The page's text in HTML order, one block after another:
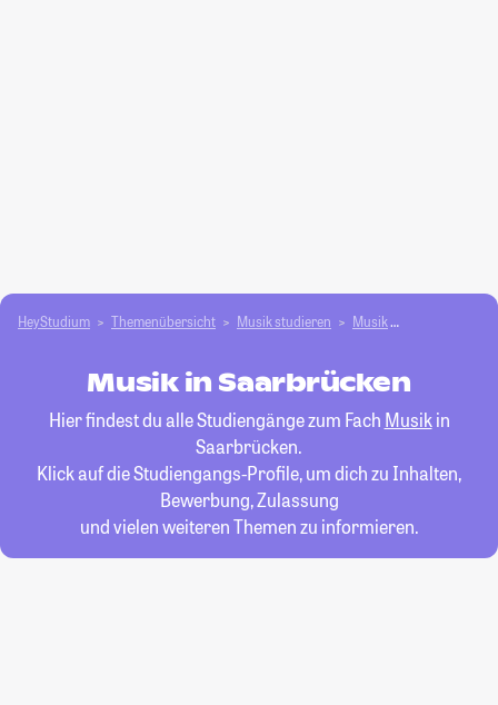
HeyStudium Themenübersicht Musik studieren Musik
Musik in Saarbrücken
Hier findest du alle Studiengänge zum Fach Musikin
Saarbrücken.
Klick auf die Studiengangs-Profile, um dich zu Inhalten,
Bewerbung, Zulassung
und vielen weiteren Themen zu informieren.